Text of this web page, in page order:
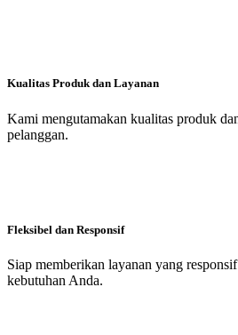
Kualitas Produk dan Layanan
Kami mengutamakan kualitas produk
pelanggan.
Fleksibel dan Responsif
Siap memberikan layanan yang
kebutuhan Anda.